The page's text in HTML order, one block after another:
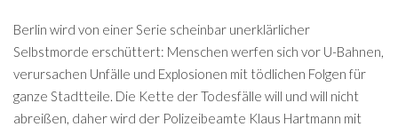
Berlin wird von einer Serie scheinbar unerklärlicher
Selbstmorde erschüttert: Menschen werfen sich vor U-Bahnen,
verursachen Unfälle und Explosionen mit tödlichen Folgen für
ganze Stadtteile. Die Kette der Todesfälle will und will nicht
abreißen, daher wird der Polizeibeamte Klaus Hartmann mit